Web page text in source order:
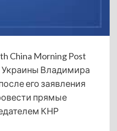
China Morning Post
Украины Владимира
его заявления
прямые
КНР